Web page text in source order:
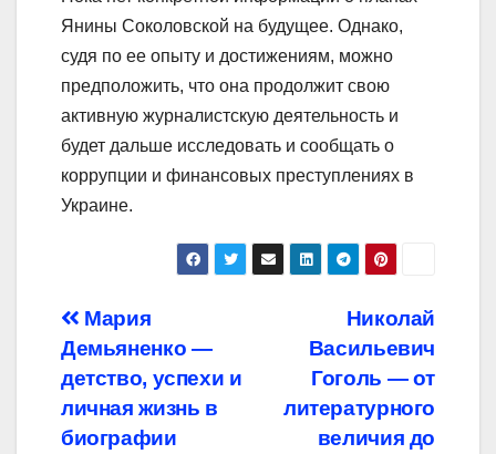
Янины Соколовской на будущее. Однако,
судя по ее опыту и достижениям, можно
предположить, что она продолжит свою
активную журналистскую деятельность и
будет дальше исследовать и сообщать о
коррупции и финансовых преступлениях в
Украине.
Навигация
по
записям
Николай
Васильевич
Гоголь — от
литературного
величия до
Мария
Демьяненко —
детство, успехи и
личная жизнь в
биографии